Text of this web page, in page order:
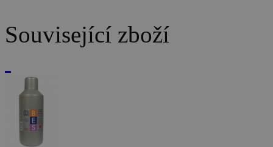
Související zboží